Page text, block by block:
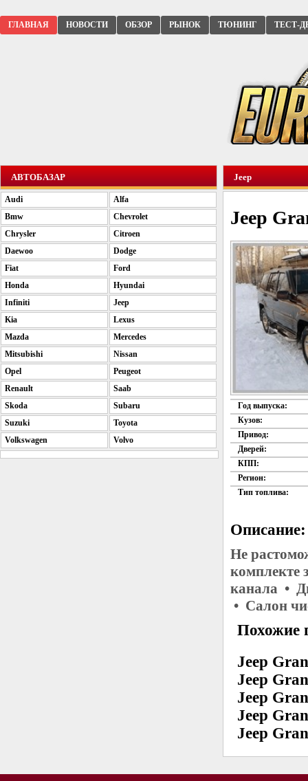
ГЛАВНАЯ НОВОСТИ ОБЗОР РЫНОК ТЮНИНГ ТЕСТ-
Jeep
Jeep
Год выпуска:
Кузов:
Привод:
Дверей:
КПП:
Регион:
Тип топлива:
Описание:
Не
комплекте
канала •
• Салон
Похожие
Jeep
Jeep
Jeep
Jeep
Jeep
АВТОБАЗАР
Audi
Alfa
Bmw
Chevrolet
Chrysler
Citroen
Daewoo
Dodge
Fiat
Ford
Honda
Hyundai
Infiniti
Jeep
Kia
Lexus
Mazda
Mercedes
Mitsubishi
Nissan
Opel
Peugeot
Renault
Saab
Skoda
Subaru
Suzuki
Toyota
Volkswagen
Volvo